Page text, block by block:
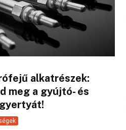
alkatrészek:
meg a gyújtó- és